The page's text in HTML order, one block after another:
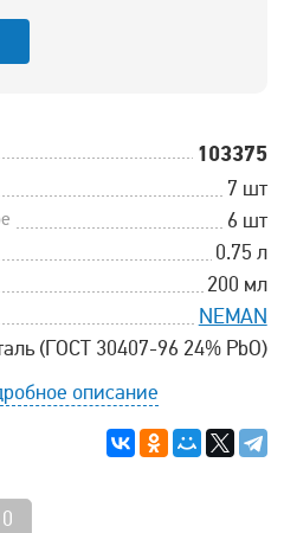
103375
7 шт
6 шт
0.75 л
200 мл
NEMAN
(ГОСТ 30407-96 24% PbO)
описание